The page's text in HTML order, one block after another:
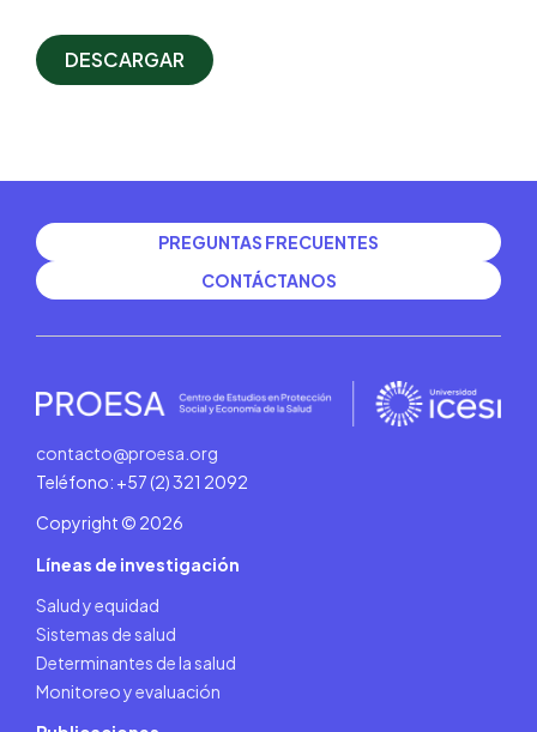
DESCARGAR
PREGUNTAS FRECUENTES
CONTÁCTANOS
contacto@proesa.org
Teléfono: +57 (2) 321 2092
Copyright © 2026
Líneas de investigación
Salud y equidad
Sistemas de salud
Determinantes de la salud
Monitoreo y evaluación